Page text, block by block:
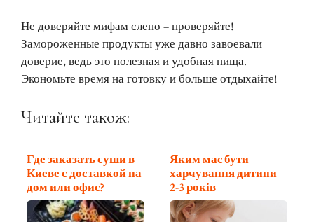
Не доверяйте мифам слепо – проверяйте!
Замороженные продукты уже давно завоевали
доверие, ведь это полезная и удобная пища.
Экономьте время на готовку и больше отдыхайте!
Читайте також:
Где заказать суши в
Киеве с доставкой на
дом или офис?
Яким має бути
харчування дитини
2-3 років